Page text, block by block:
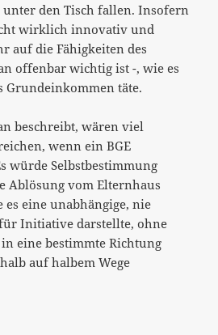
unter den Tisch fallen. Insofern
wirklich innovativ und
auf die Fähigkeiten des
offenbar wichtig ist -, wie es
Grundeinkommen täte.
beschreibt, wären viel
wenn ein BGE
würde Selbstbestimmung
Ablösung vom Elternhaus
eine unabhängige, nie
Initiative darstellte, ohne
eine bestimmte Richtung
auf halbem Wege